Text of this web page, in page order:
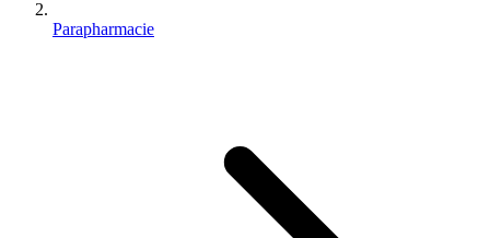
Parapharmacie